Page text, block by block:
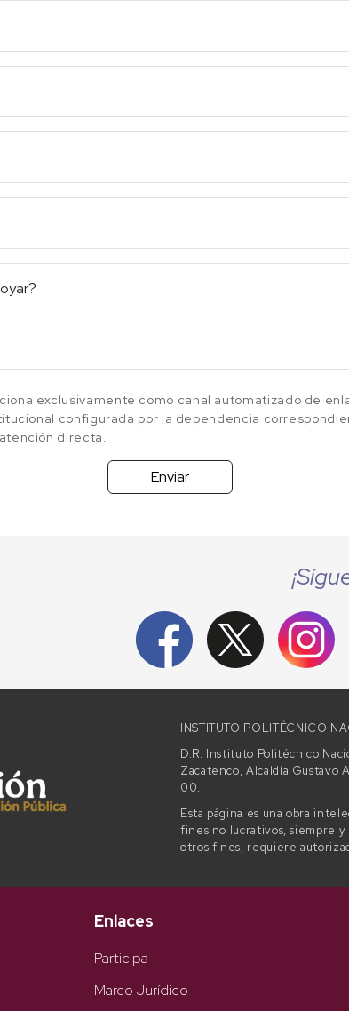
exclusivamente como canal automatizado de
configurada por la dependencia
directa.
Enviar
INSTITUTO POLITÉCNICO
D.R. Instituto Politécnico
Zacatenco, Alcaldía
00.
Esta página es una obra
fines no lucrativos, siempre
otros fines, requiere
Enlaces
Participa
Marco Jurídico